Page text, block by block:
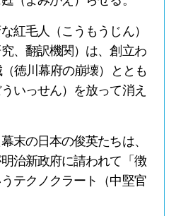
紅毛人（こうもうじん）
、翻訳機関）は、創立わ
徳川幕府の崩壊）ととも
いっせん）を放って消え
末の日本の俊英たちは、
治新政府に請われて「徴
テクノクラート（中堅官